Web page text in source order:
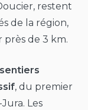
restent
de la région,
près de 3 km.
, du premier
Les